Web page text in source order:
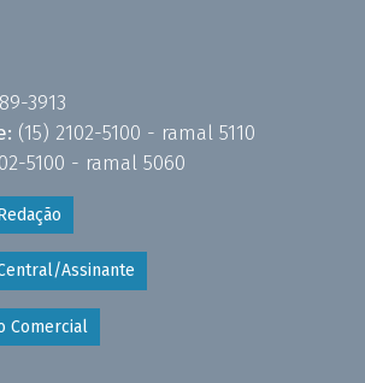
3913
(15) 2102-5100 - ramal 5110
5100 - ramal 5060
Assinante
Comercial